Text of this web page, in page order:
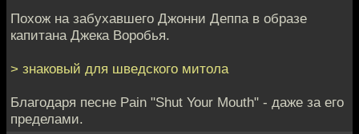
Похож на забухавшего Джонни Деппа в образе
капитана Джека Воробья.
> знаковый для шведского митола
Благодаря песне Pain "Shut Your Mouth" - даже за его
пределами.